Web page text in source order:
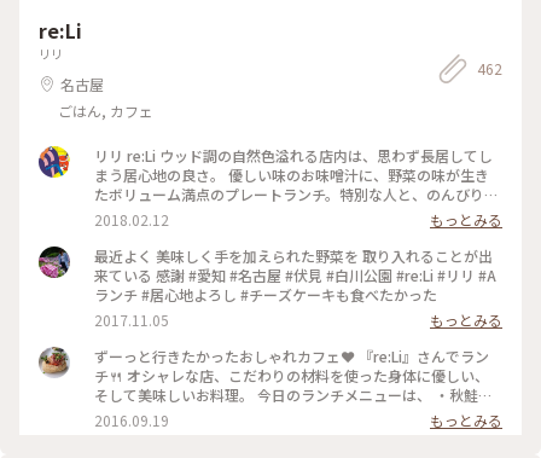
ございました☘ #カフェタナカ #TANAKA #まりこさんありが
re:Li
リリ
名古屋
ごはん, カフェ
462
リリ re:Li ウッド調の自然色溢れる店内は、思わず長居してし
まう居心地の良さ。 優しい味のお味噌汁に、野菜の味が生き
たボリューム満点のプレートランチ。特別な人と、のんびり憩
いの時間を過ごしてみては？ #ヘルシー#ご飯#プレートランチ
#隠れ家的レストラン#カフェ#大須
2018.02.12
もっとみる
最近よく 美味しく手を加えられた野菜を 取り入れることが出
来ている 感謝 #愛知 #名古屋 #伏見 #白川公園 #re:Li #リリ #A
ランチ #居心地よろし #チーズケーキも食べたかった
2017.11.05
もっとみる
ずーっと行きたかったおしゃれカフェ❤️ 『re:Li』さんでラン
チ🍴 オシャレな店、こだわりの材料を使った身体に優しい、
そして美味しいお料理。 今日のランチメニューは、 ・秋鮭と
農園の野菜のフリットエスニックソース ・紫キャベツのクミ
ンソース ・大葉のポテトサラダ ・蒸し豆腐、ゆで鶏と韓国ダ
2016.09.19 もっとみる